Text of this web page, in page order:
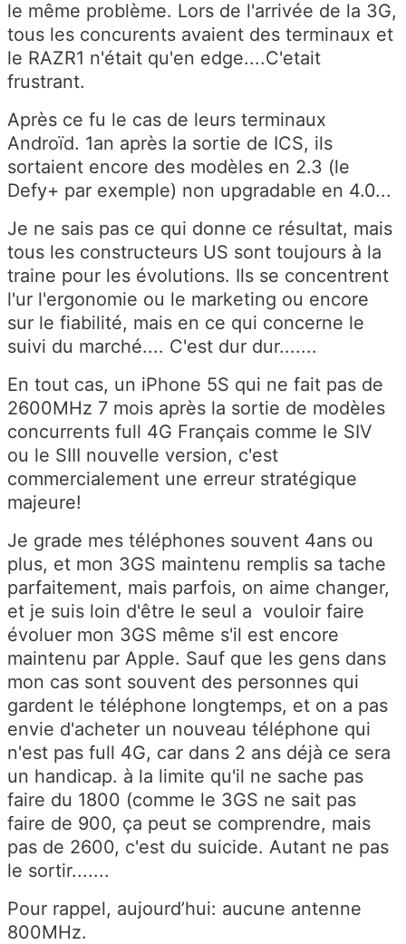
le même problème. Lors de l'arrivée de la 3G,
tous les concurents avaient des terminaux et
le RAZR1 n'était qu'en edge....C'etait
frustrant.
Après ce fu le cas de leurs terminaux
Androïd. 1an après la sortie de ICS, ils
sortaient encore des modèles en 2.3 (le
Defy+ par exemple) non upgradable en 4.0...
Je ne sais pas ce qui donne ce résultat, mais
tous les constructeurs US sont toujours à la
traine pour les évolutions. Ils se concentrent
l'ur l'ergonomie ou le marketing ou encore
sur le fiabilité, mais en ce qui concerne le
suivi du marché.... C'est dur dur.......
En tout cas, un iPhone 5S qui ne fait pas de
2600MHz 7 mois après la sortie de modèles
concurrents full 4G Français comme le SIV
ou le SIII nouvelle version, c'est
commercialement une erreur stratégique
majeure!
Je grade mes téléphones souvent 4ans ou
plus, et mon 3GS maintenu remplis sa tache
parfaitement, mais parfois, on aime changer,
et je suis loin d'être le seul a vouloir faire
évoluer mon 3GS même s'il est encore
maintenu par Apple. Sauf que les gens dans
mon cas sont souvent des personnes qui
gardent le téléphone longtemps, et on a pas
envie d'acheter un nouveau téléphone qui
n'est pas full 4G, car dans 2 ans déjà ce sera
un handicap. à la limite qu'il ne sache pas
faire du 1800 (comme le 3GS ne sait pas
faire de 900, ça peut se comprendre, mais
pas de 2600, c'est du suicide. Autant ne pas
le sortir.......
Pour rappel, aujourd’hui: aucune antenne
800MHz.